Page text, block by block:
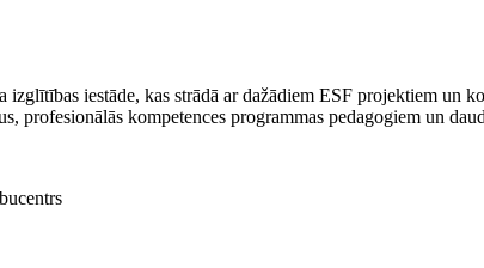
iestāde, kas strādā ar dažādiem ESF projektiem un
profesionālās kompetences programmas pedagogiem un